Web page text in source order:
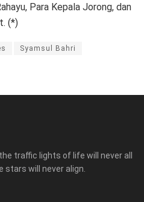
Para Kepala Jorong, dan
(*)
Syamsul Bahri
traffic lights of life will never all
stars will never align.